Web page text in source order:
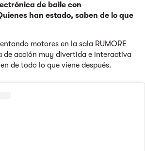
de baile con
han estado, saben de lo que
motores en la sala RUMORE
de acción muy divertida e interactiva
de todo lo que viene después.